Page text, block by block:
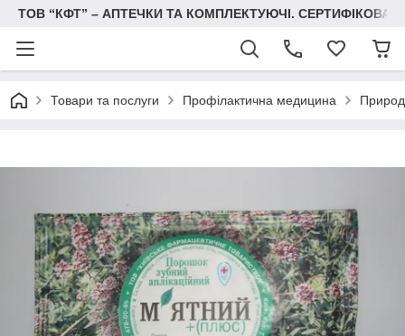
ТОВ “КФТ” – АПТЕЧКИ ТА КОМПЛЕКТУЮЧІ.
Товари та послуги Профілактична медицина